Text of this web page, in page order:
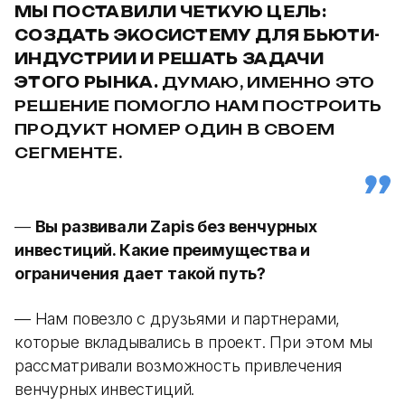
МЫ ПОСТАВИЛИ ЧЕТКУЮ ЦЕЛЬ:
СОЗДАТЬ ЭКОСИСТЕМУ ДЛЯ БЬЮТИ-
ИНДУСТРИИ И РЕШАТЬ ЗАДАЧИ
ЭТОГО РЫНКА. ДУМАЮ, ИМЕННО ЭТО
РЕШЕНИЕ ПОМОГЛО НАМ ПОСТРОИТЬ
ПРОДУКТ НОМЕР ОДИН В СВОЕМ
СЕГМЕНТЕ.
— Вы развивали Zapis без венчурных
инвестиций. Какие преимущества и
ограничения дает такой путь?
— Нам повезло с друзьями и партнерами,
которые вкладывались в проект. При этом мы
рассматривали возможность привлечения
венчурных инвестиций.